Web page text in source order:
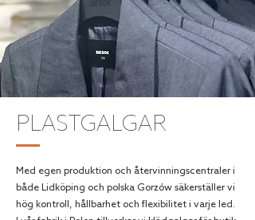
PLASTGALGAR
Med egen produktion och återvinningscentraler i
både Lidköping och polska Gorzów säkerställer vi
hög kontroll, hållbarhet och flexibilitet i varje led.